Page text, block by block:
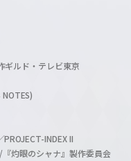
ギルド・テレビ東京
INDEX II
灼眼のシャナ』製作委員会